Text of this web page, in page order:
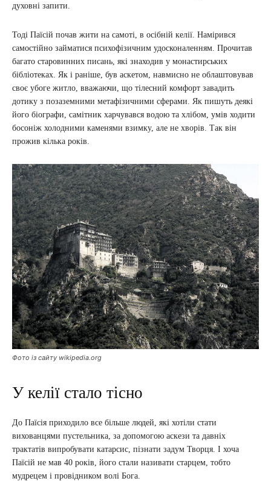
духовні запити.
Тоді Паїсій почав жити на самоті, в осібній келії. Намірився
самостійно займатися психофізичним удосконаленням. Прочитав
багато старовинних писань, які знаходив у монастирських
бібліотеках. Як і раніше, був аскетом, навмисно не облаштовував
своє убоге житло, вважаючи, що тілесний комфорт завадить
дотику з позаземними метафізичними сферами. Як пишуть деякі
його біографи, самітник харчувався водою та хлібом, умів ходити
босоніж холодними каменями взимку, але не хворів. Так він
прожив кілька років.
Фото із сайту wikipedia.org
У келії стало тісно
До Паїсія приходило все більше людей, які хотіли стати
вихованцями пустельника, за допомогою аскези та давніх
трактатів випробувати катарсис, пізнати задум Творця. І хоча
Паїсій не мав 40 років, його стали називати старцем, тобто
мудрецем і провідником волі Бога.